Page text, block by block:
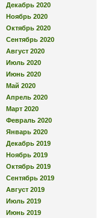
Декабрь 2020
Ноябрь 2020
Октябрь 2020
Сентябрь 2020
Август 2020
Июль 2020
Июнь 2020
Май 2020
Апрель 2020
Март 2020
Февраль 2020
Январь 2020
Декабрь 2019
Ноябрь 2019
Октябрь 2019
Сентябрь 2019
Август 2019
Июль 2019
Июнь 2019